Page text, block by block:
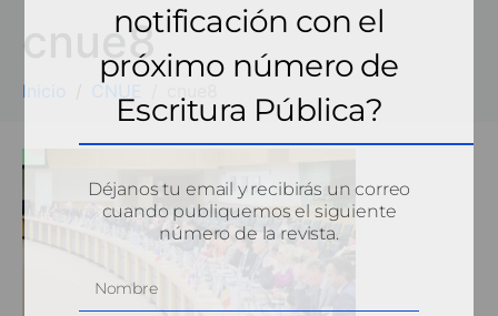
cnue8
Inicio CNUE
notificación con el
próximo número de
Escritura Pública?
Déjanos tu email y recibirás un correo
cuando publiquemos el siguiente
número de la revista.